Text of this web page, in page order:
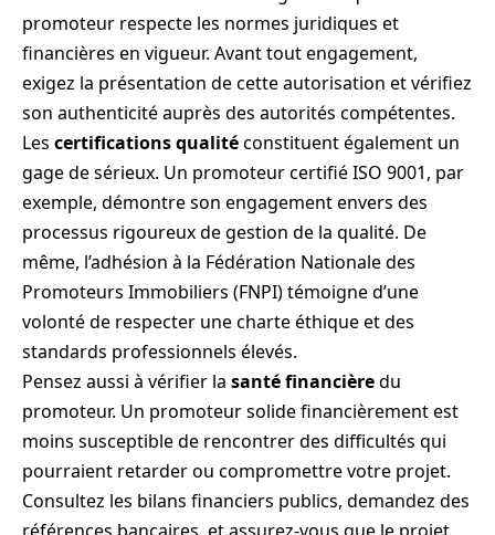
promoteur respecte les normes juridiques et
financières en vigueur. Avant tout engagement,
exigez la présentation de cette autorisation et vérifiez
son authenticité auprès des autorités compétentes.
Les certifications qualitéconstituent également un
gage de sérieux. Un promoteur certifié ISO 9001, par
exemple, démontre son engagement envers des
processus rigoureux de gestion de la qualité. De
même, l’adhésion à la Fédération Nationale des
Promoteurs Immobiliers (FNPI) témoigne d’une
volonté de respecter une charte éthique et des
standards professionnels élevés.
Pensez aussi à vérifier la santé financièredu
promoteur. Un promoteur solide financièrement est
moins susceptible de rencontrer des difficultés qui
pourraient retarder ou compromettre votre projet.
Consultez les bilans financiers publics, demandez des
références bancaires, et assurez-vous que le projet